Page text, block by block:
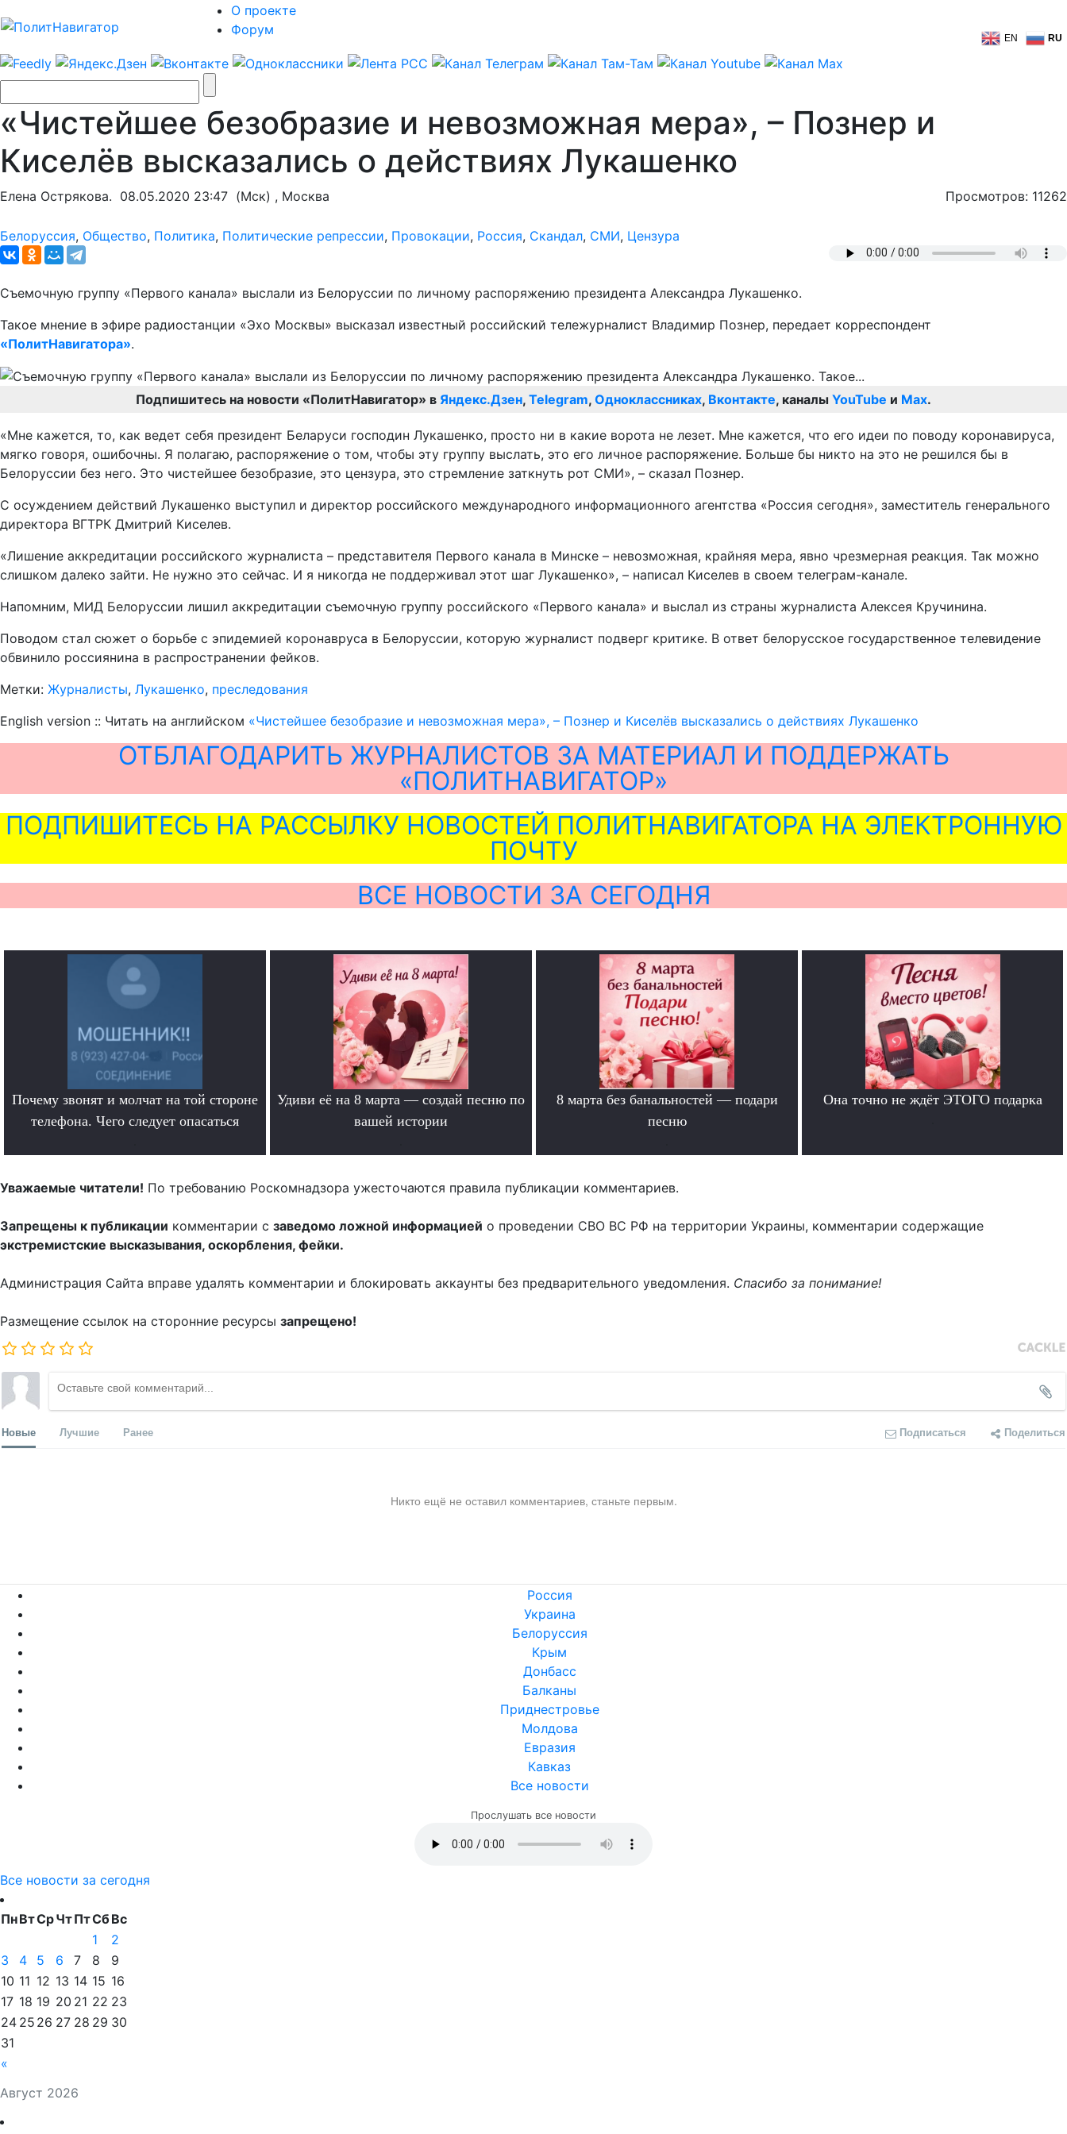
О проекте
Форум
EN RU
«Чистейшее безобразие и невозможная мера», – Познер и
Киселёв высказались о действиях Лукашенко
Елена Острякова. 08.05.2020 23:47 (Мск) , Москва Просмотров: 11262
Белоруссия, Общество, Политика, Политические репрессии, Провокации, Россия, Скандал, СМИ, Цензура
Съемочную группу «Первого канала» выслали из Белоруссии по личному распоряжению президента Александра Лукашенко.
Такое мнение в эфире радиостанции «Эхо Москвы» высказал известный российский тележурналист Владимир Познер, передает корреспондент
«ПолитНавигатора».
Подпишитесь на новости «ПолитНавигатор» в Яндекс.Дзен, Telegram, Одноклассниках, Вконтакте, каналы YouTube и Max.
«Мне кажется, то, как ведет себя президент Беларуси господин Лукашенко, просто ни в какие ворота не лезет. Мне кажется, что его идеи по поводу коронавируса,
мягко говоря, ошибочны. Я полагаю, распоряжение о том, чтобы эту группу выслать, это его личное распоряжение. Больше бы никто на это не решился бы в
Белоруссии без него. Это чистейшее безобразие, это цензура, это стремление заткнуть рот СМИ», – сказал Познер.
С осуждением действий Лукашенко выступил и директор российского международного информационного агентства «Россия сегодня», заместитель генерального
директора ВГТРК Дмитрий Киселев.
«Лишение аккредитации российского журналиста – представителя Первого канала в Минске – невозможная, крайняя мера, явно чрезмерная реакция. Так можно
слишком далеко зайти. Не нужно это сейчас. И я никогда не поддерживал этот шаг Лукашенко», – написал Киселев в своем телеграм-канале.
Напомним, МИД Белоруссии лишил аккредитации съемочную группу российского «Первого канала» и выслал из страны журналиста Алексея Кручинина.
Поводом стал сюжет о борьбе с эпидемией коронавруса в Белоруссии, которую журналист подверг критике. В ответ белорусское государственное телевидение
обвинило россиянина в распространении фейков.
Метки: Журналисты, Лукашенко, преследования
English version :: Читать на английском «Чистейшее безобразие и невозможная мера», – Познер и Киселёв высказались о действиях Лукашенко
ОТБЛАГОДАРИТЬ ЖУРНАЛИСТОВ ЗА МАТЕРИАЛ И ПОДДЕРЖАТЬ
«ПОЛИТНАВИГАТОР»
ПОДПИШИТЕСЬ НА РАССЫЛКУ НОВОСТЕЙ ПОЛИТНАВИГАТОРА НА ЭЛЕКТРОННУЮ
ПОЧТУ
ВСЕ НОВОСТИ ЗА СЕГОДНЯ
Почему звонят и молчат на той стороне
телефона. Чего следует опасаться
Удиви её на 8 марта — создай песню по
вашей истории
8 марта без банальностей — подари
песню
Она точно не ждёт ЭТОГО подарка
Уважаемые читатели! По требованию Роскомнадзора ужесточаются правила публикации комментариев.
Запрещены к публикации комментарии с заведомо ложной информацией о проведении СВО ВС РФ на территории Украины, комментарии содержащие
экстремистские высказывания, оскорбления, фейки.
Администрация Сайта вправе удалять комментарии и блокировать аккаунты без предварительного уведомления. Спасибо за понимание!
Размещение ссылок на сторонние ресурсы запрещено!
Новые Лучшие Ранее Подписаться Поделиться
Никто ещё не оставил комментариев, станьте первым.
Россия
Украина
Белоруссия
Крым
Донбасс
Балканы
Приднестровье
Молдова
Евразия
Кавказ
Все новости
Прослушать все новости
Все новости за сегодня
Август 2026
ПнВтСрЧтПтСбВс
«
1
2
3
4 5 6 7 8
9
10 11 12 13 14 15 16
17 18 19 20 21 22 23
24 25 26 27 28 29 30
31